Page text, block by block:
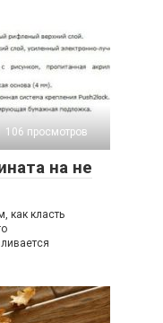
106 просмотров
на не
как класть